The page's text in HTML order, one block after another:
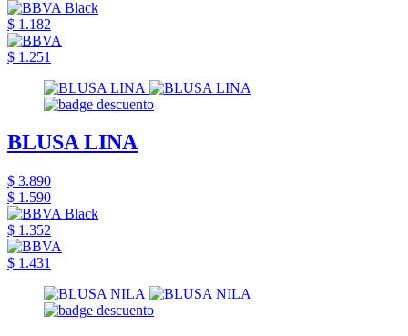
$ 1.182
$ 1.251
BLUSA LINA
$ 3.890
$ 1.590
$ 1.352
$ 1.431